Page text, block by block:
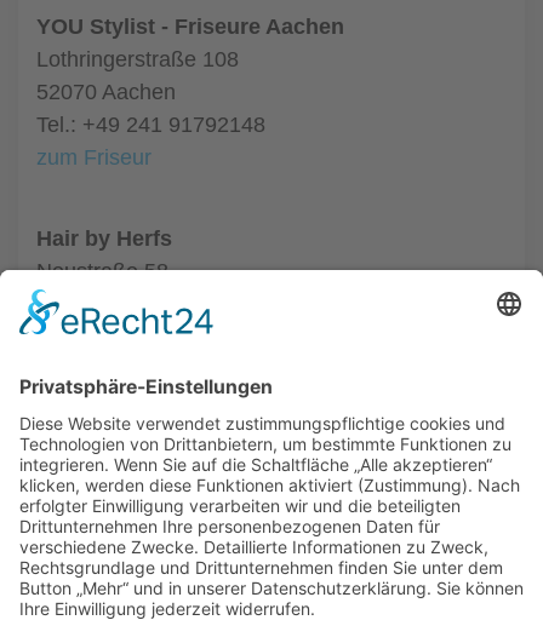
YOU Stylist - Friseure Aachen
Lothringerstraße 108
52070 Aachen
Tel.: +49 241 91792148
zum Friseur
Hair by Herfs
Neustraße 58
52066 Aachen
Tel.: +49 241 63342
ALLGEMEIN
FRISEURE